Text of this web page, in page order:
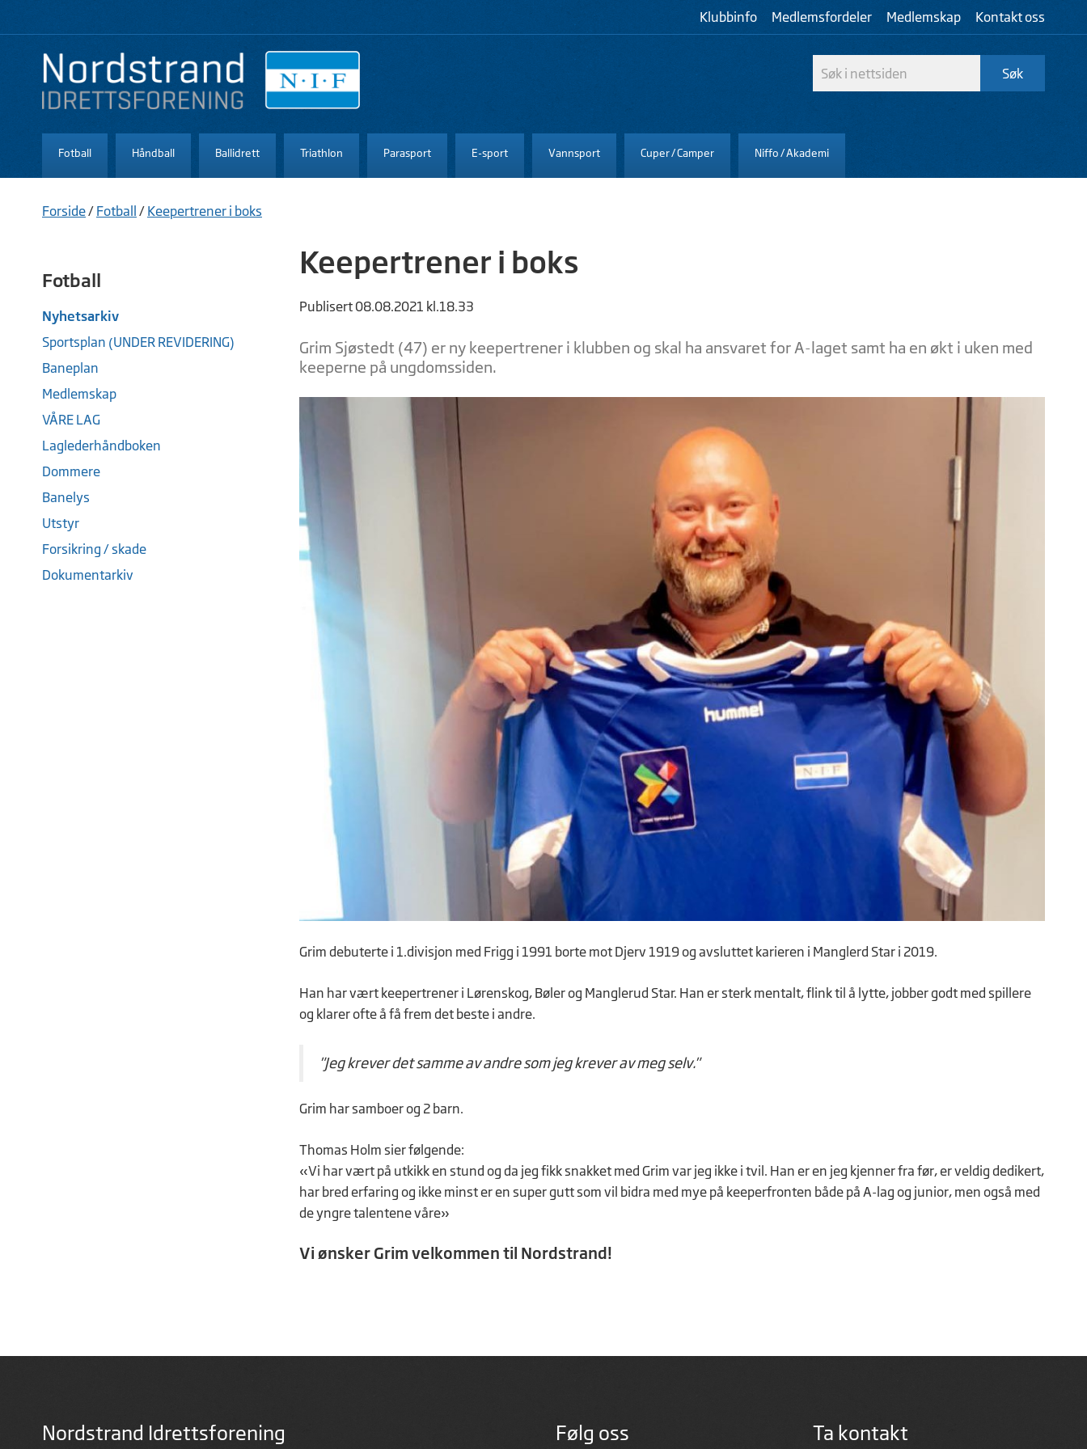
Klubbinfo Medlemsfordeler Medlemskap Kontakt oss
Fotball Håndball Ballidrett Triathlon Parasport E-sport Vannsport Cuper / Camper Niffo / Akademi
Forside/ Fotball / Keepertrener i boks
Fotball
Nyhetsarkiv
Sportsplan (UNDER REVIDERING)
Baneplan
Medlemskap
VÅRE LAG
Laglederhåndboken
Dommere
Banelys
Utstyr
Forsikring / skade
Dokumentarkiv
Keepertrener i boks
Publisert 08.08.2021 kl.18.33
Grim Sjøstedt (47) er ny keepertrener i klubben og skal ha ansvaret for A-laget samt ha en økt i uken med
keeperne på ungdomssiden.
Grim debuterte i 1.divisjon med Frigg i 1991 borte mot Djerv 1919 og avsluttet karieren i Manglerd Star i 2019.
Han har vært keepertrener i Lørenskog, Bøler og Manglerud Star. Han er sterk mentalt, flink til å lytte, jobber godt med spillere
og klarer ofte å få frem det beste i andre.
"Jeg krever det samme av andre som jeg krever av meg selv."
Grim har samboer og 2 barn.
Thomas Holm sier følgende:
«Vi har vært på utkikk en stund og da jeg fikk snakket med Grim var jeg ikke i tvil. Han er en jeg kjenner fra før, er veldig dedikert,
har bred erfaring og ikke minst er en super gutt som vil bidra med mye på keeperfronten både på A-lag og junior, men også med
de yngre talentene våre»
Vi ønsker Grim velkommen til Nordstrand!
Nordstrand Idrettsforening Følg oss Ta kontakt